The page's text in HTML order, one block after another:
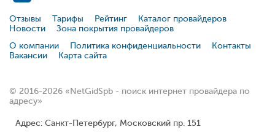
Отзывы Тарифы Рейтинг
Каталог провайдеров
Новости
Зона покрытия провайдеров
О компании
Политика конфиденциальности
Контакты
Вакансии
Карта сайта
© 2016-2026 «NetGidSpb - поиск интернет провайдера по
адресу»
Адрес: Санкт-Петербург, Московский пр. 151